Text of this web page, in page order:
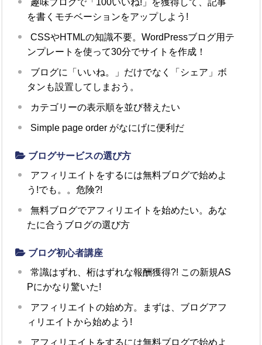
趣味ブログで「100いいね!」を獲得して、記事
を書くモチベーションをアップしよう!
CSSやHTMLの知識不要。WordPressブログ用テ
ンプレートを使って30分でサイトを作成！
ブログに「いいね。」だけでなく「シェア」ボ
タンも設置してしまおう。
カテゴリーの表示順を並び替えたい
Simple page order がなにげに便利だ
ブログサービスの選び方
アフィリエイトをするには無料ブログで始めよ
う!でも。。危険?!
無料ブログでアフィリエイトを始めたい。あな
たに合うブログの選び方
ブログ初心者講座
常識はずれ、桁はずれな報酬獲得?! この新規AS
Pにかなり驚いた!
アフィリエイトの始め方。まずは、ブログアフ
ィリエイトから始めよう!
アフィリエイトをするには無料ブログで始めよ